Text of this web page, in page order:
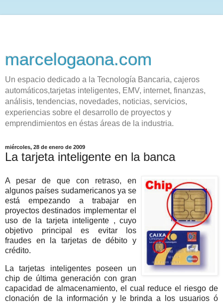
marcelogaona.com
Un espacio dedicado a la Tecnología Bancaria, cajeros
automáticos,tarjetas inteligentes, EMV, internet, finanzas,
análisis, tendencias, novedades, noticias, servicios,
experiencias sobre el desarrollo de proyectos y
emprendimientos en éstas áreas de la industria.
miércoles, 28 de enero de 2009
La tarjeta inteligente en la banca
A pesar de que con retraso, en
algunos países sudamericanos ya se
está empezando a trabajar en
proyectos destinados implementar el
uso de la tarjeta inteligente , cuyo
objetivo principal es evitar los
fraudes en la tarjetas de débito y
crédito.
La tarjetas inteligentes poseen un
chip de última generación con gran
capacidad de almacenamiento, el cual reduce el riesgo de
clonación de la información y le brinda a los usuarios ó